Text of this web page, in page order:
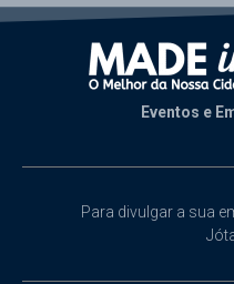
Eventos e
Para divulgar a sua